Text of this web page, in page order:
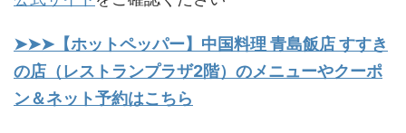
➤➤➤【ホットペッパー】中国料理 青島飯店 すすき
の店（レストランプラザ2階）のメニューやクーポ
ン＆ネット予約はこちら